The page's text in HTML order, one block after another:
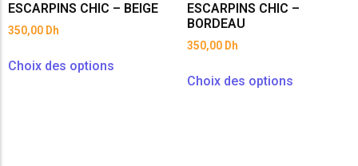
ESCARPINS CHIC – BEIGE
350,00 Dh
Choix des options
ESCARPINS CHIC –
BORDEAU
350,00 Dh
Choix des options